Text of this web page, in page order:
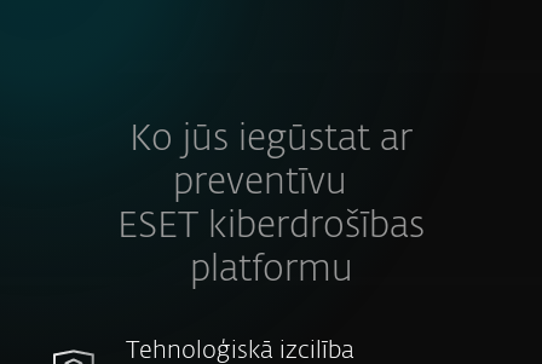
Ko jūs iegūstat ar
preventīvu
ESET kiberdrošības
platformu
Tehnoloģiskā izcilība